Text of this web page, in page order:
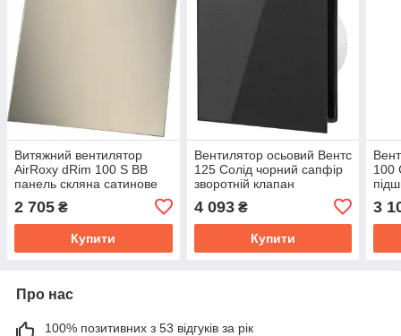
Витяжний вентилятор
AirRoxy dRim 100 S BB
панель скляна сатинове
2 705 ₴
Купити
Вентилятор осьовий Вентс
125 Солід чорний сапфір
зворотній клапан
4 093₴
Купити
100
3
Про нас
100% позитивних з 53 відгуків за рік